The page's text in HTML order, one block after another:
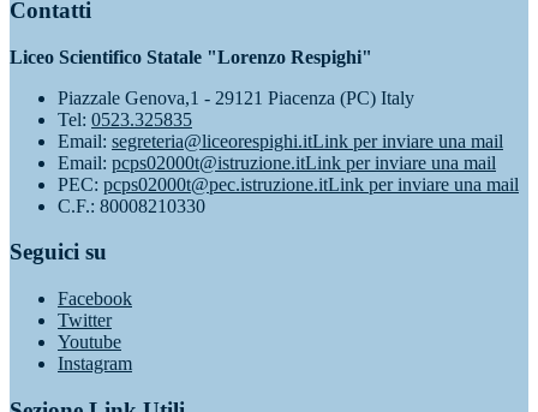
Contatti
Liceo Scientifico Statale "Lorenzo Respighi"
Piazzale Genova,1 - 29121 Piacenza (PC) Italy
Tel: 0523.325835
Email: segreteria@liceorespighi.itLink per inviare una mail
Email: pcps02000t@istruzione.itLink per inviare una mail
PEC: pcps02000t@pec.istruzione.itLink per inviare una mail
C.F.: 80008210330
Seguici su
Facebook
Twitter
Youtube
Instagram